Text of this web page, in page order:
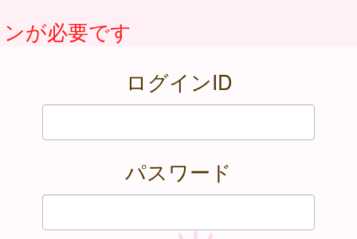
が必要です
ログインID
パスワード